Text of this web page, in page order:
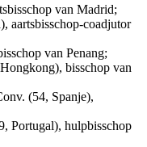
van Madrid;
aartsbisschop-coadjutor
van Penang;
bisschop van
(54, Spanje),
Portugal), hulpbisschop